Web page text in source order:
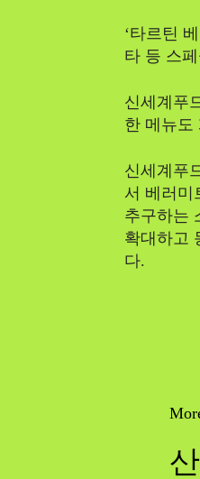
‘타르틴
타 등 스
신세계푸
한 메뉴도
신세계푸
서 베러미
추구하는
확대하고
다.